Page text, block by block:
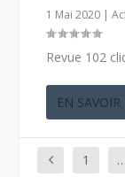
1 Mai 2020 |
Revue 102
EN SAVOIR
1 …